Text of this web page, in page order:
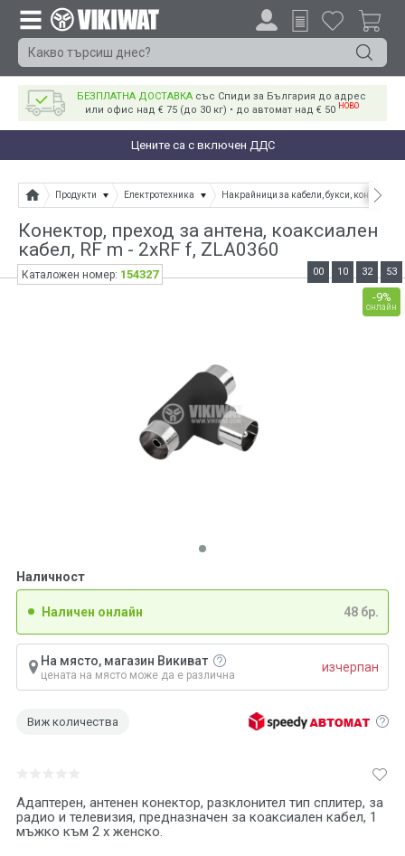
БЕЗПЛАТНА ДОСТАВКА със Спиди за България до адрес
или офис над € 75 (до 30 кг) • до автомат над € 50 НОВО
Цените са с включен ДДС
Продукти Електротехника Накрайници за кабели, букси, конектори
Конектор, преход за антена, коаксиален
кабел, RF m - 2xRF f, ZLA0360
Адаптерен, антенен конектор, разклонител тип сплитер, за
радио и телевизия, предназначен за коаксиален кабел, 1
мъжко към 2 x женско.
Наличност
Наличен онлайн 48 бр.
На място, магазин Викиват
цената на място може да е различна
изчерпан
Виж количества
-9%
онлайн
00 10 32 53
Каталожен номер: 154327